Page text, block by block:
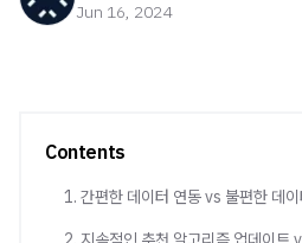
Jun 16, 2024
Contents
1. 간편한 데이터 연동 vs 불편한 데